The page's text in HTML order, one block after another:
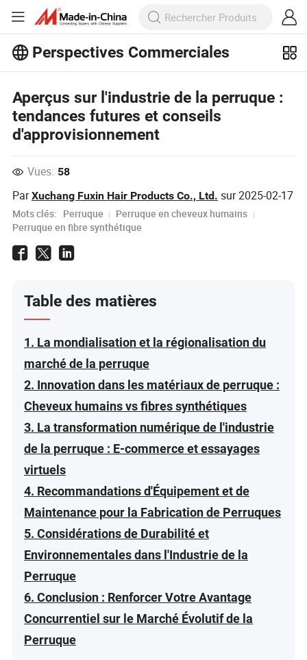
Perspectives Commerciales
Aperçus sur l'industrie de la perruque :
tendances futures et conseils
d'approvisionnement
Vues: 58
ParXuchang Fuxin Hair Products Co., Ltd. sur2025-02-17
Mots clés: Perruque
Perruque en cheveux humains
Perruque en fibre synthétique
Table des matières
1. La mondialisation et la régionalisation du
marché de la perruque
2. Innovation dans les matériaux de perruque :
Cheveux humains vs fibres synthétiques
3. La transformation numérique de l'industrie
de la perruque : E-commerce et essayages
virtuels
4. Recommandations d'Équipement et de
Maintenance pour la Fabrication de Perruques
5. Considérations de Durabilité et
Environnementales dans l'Industrie de la
Perruque
6. Conclusion : Renforcer Votre Avantage
Concurrentiel sur le Marché Évolutif de la
Perruque